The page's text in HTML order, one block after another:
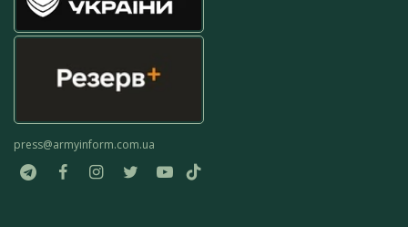
press@armyinform.com.ua